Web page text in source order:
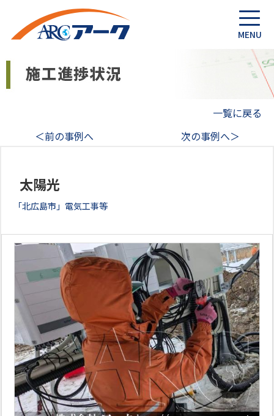
一覧に戻る
＜前の事例へ
次の事例へ＞
太陽光
「北広島市」電気工事等